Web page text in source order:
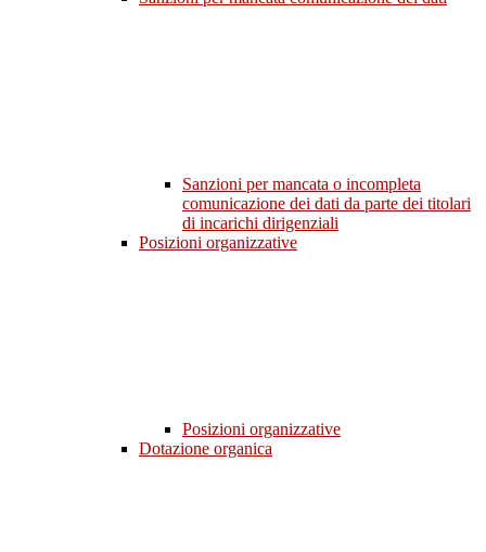
Sanzioni per mancata o incompleta
comunicazione dei dati da parte dei titolari
di incarichi dirigenziali
Posizioni organizzative
Posizioni organizzative
Dotazione organica